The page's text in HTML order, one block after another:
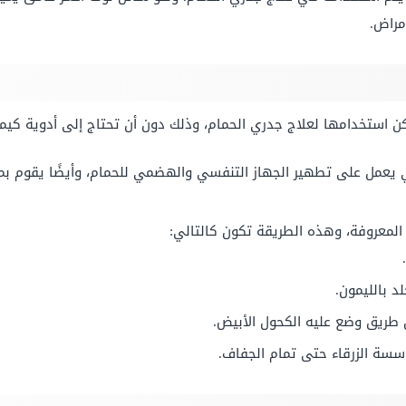
استخدامها لعلاج جدري الحمام، وذلك دون أن تحتاج إلى أدوية
يعمل على تطهير الجهاز التنفسي والهضمي للحمام، وأيضًا يقوم
وهذه الطريقة تكون كالتالي:
بالليمون.
طريق وضع عليه الكحول الأبيض.
الزرقاء حتى تمام الجفاف.